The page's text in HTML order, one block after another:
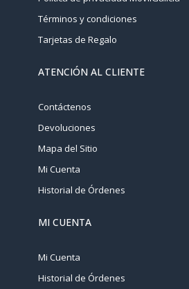
Términos y condiciones
Tarjetas de Regalo
ATENCIÓN AL CLIENTE
Contáctenos
Devoluciones
Mapa del Sitio
Mi Cuenta
Historial de Órdenes
MI CUENTA
Mi Cuenta
Historial de Órdenes